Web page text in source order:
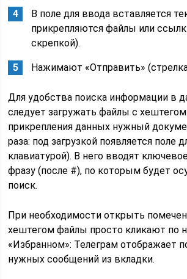
В поле для ввода вставляется
прикрепляются файлы или
скрепкой).
Нажимают «Отправить»
Для удобства поиска информации в
следует загружать файлы с
прикрепления данных нужный
раза: под загрузкой появляется поле
клавиатурой). В него вводят
фразу (после #), по которым будет
поиск.
При необходимости открыть
хештегом файлы просто кликают по
«Избранном»: Телеграм отображает
нужных сообщений из вкладки.